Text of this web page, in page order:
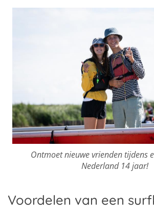
Ontmoet nieuwe vrienden tijdens
Nederland 14 jaar!
Voordelen van een